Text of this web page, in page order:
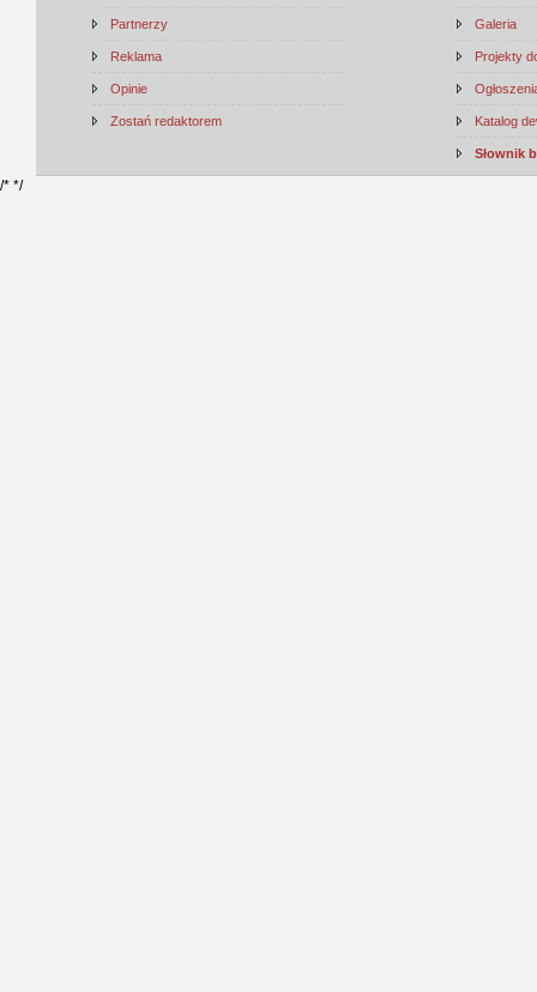
Partnerzy
Reklama
Opinie
Zostań redaktorem
Galeria
Projekty
Katalog
Słownik
/* */